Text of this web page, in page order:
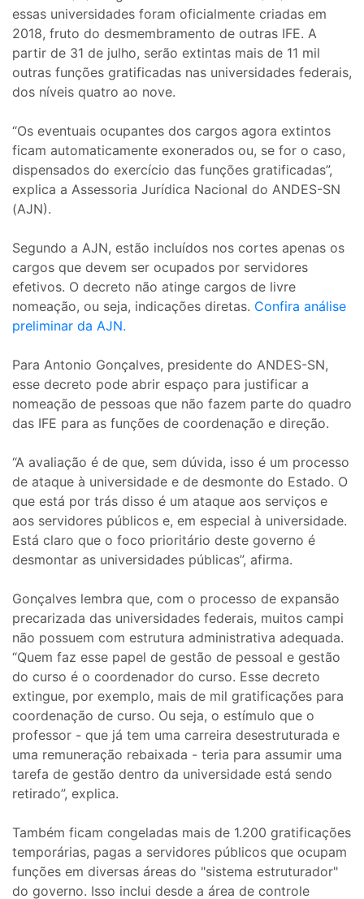
essas universidades foram oficialmente criadas em
2018, fruto do desmembramento de outras IFE. A
partir de 31 de julho, serão extintas mais de 11 mil
outras funções gratificadas nas universidades federais,
dos níveis quatro ao nove.
“Os eventuais ocupantes dos cargos agora extintos
ficam automaticamente exonerados ou, se for o caso,
dispensados do exercício das funções gratificadas”,
explica a Assessoria Jurídica Nacional do ANDES-SN
(AJN).
Segundo a AJN, estão incluídos nos cortes apenas os
cargos que devem ser ocupados por servidores
efetivos. O decreto não atinge cargos de livre
nomeação, ou seja, indicações diretas. Confira análise
preliminar da AJN.
Para Antonio Gonçalves, presidente do ANDES-SN,
esse decreto pode abrir espaço para justificar a
nomeação de pessoas que não fazem parte do quadro
das IFE para as funções de coordenação e direção.
“A avaliação é de que, sem dúvida, isso é um processo
de ataque à universidade e de desmonte do Estado. O
que está por trás disso é um ataque aos serviços e
aos servidores públicos e, em especial à universidade.
Está claro que o foco prioritário deste governo é
desmontar as universidades públicas”, afirma.
Gonçalves lembra que, com o processo de expansão
precarizada das universidades federais, muitos campi
não possuem com estrutura administrativa adequada.
“Quem faz esse papel de gestão de pessoal e gestão
do curso é o coordenador do curso. Esse decreto
extingue, por exemplo, mais de mil gratificações para
coordenação de curso. Ou seja, o estímulo que o
professor - que já tem uma carreira desestruturada e
uma remuneração rebaixada - teria para assumir uma
tarefa de gestão dentro da universidade está sendo
retirado”, explica.
Também ficam congeladas mais de 1.200 gratificações
temporárias, pagas a servidores públicos que ocupam
funções em diversas áreas do "sistema estruturador"
do governo. Isso inclui desde a área de controle